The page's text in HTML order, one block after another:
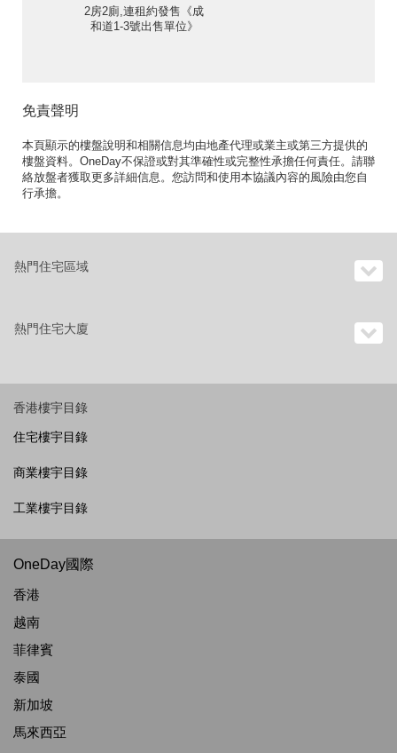
2房2廁,連租約發售《成
和道1-3號出售單位》
免責聲明
本頁顯示的樓盤說明和相關信息均由地產代理或業主或第三方提供的
樓盤資料。OneDay不保證或對其準確性或完整性承擔任何責任。請聯
絡放盤者獲取更多詳細信息。您訪問和使用本協議內容的風險由您自
行承擔。
熱門住宅區域
熱門住宅大廈
香港樓宇目錄
住宅樓宇目錄
商業樓宇目錄
工業樓宇目錄
OneDay國際
香港
越南
菲律賓
泰國
新加坡
馬來西亞